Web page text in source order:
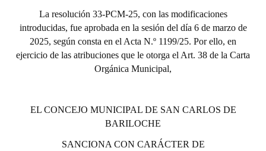
Registros y Distinciones
Datos Históricos
Premio al Mérito - Registro
Mujeres que Dejaron Huellas - Registro
La resolución 33-PCM-25, con las modificaciones
introducidas, fue aprobada en la sesión del día 6 de marzo de
2025, según consta en el Acta N.º 1199/25. Por ello, en
ejercicio de las atribuciones que le otorga el Art. 38 de la Carta
Orgánica Municipal,
EL CONCEJO MUNICIPAL DE SAN CARLOS DE
BARILOCHE
SANCIONA CON CARÁCTER DE